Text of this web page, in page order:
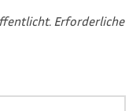
Erforderliche